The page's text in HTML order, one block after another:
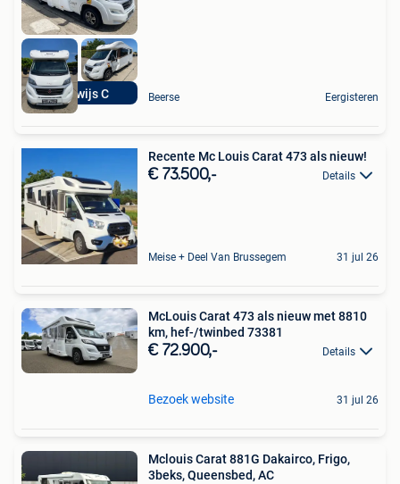
rijbewijs C Beerse Eergisteren
Recente Mc Louis Carat 473 als nieuw!
€ 73.500,- Details
Meise + Deel Van Brussegem 31 jul 26
McLouis Carat 473 als nieuw met 8810
km, hef-/twinbed 73381
€ 72.900,- Details
Bezoek website 31 jul 26
Mclouis Carat 881G Dakairco, Frigo,
3beks, Queensbed, AC